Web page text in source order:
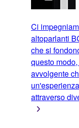
Ci
altoparlanti
che si
questo
avvolgente
attraverso